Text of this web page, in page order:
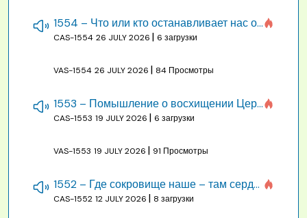
1554 – Что или кто останавливает нас от созидания строения Божия
CAS-1554 26 JULY 2026 | 6 загрузки
VAS-1554 26 JULY 2026 | 84 Просмотры
1553 – Помышление о восхищении Церкви на бракосочетании, во всякое время
CAS-1553 19 JULY 2026 | 6 загрузки
VAS-1553 19 JULY 2026 | 91 Просмотры
1552 – Где сокровище наше – там сердце, там помышления
CAS-1552 12 JULY 2026 | 8 загрузки